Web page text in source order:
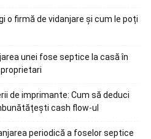
o firmă de vidanjare și cum le poți
unei fose septice la casă în
de imprimante: Cum să deduci
cash flow-ul
periodică a foselor septice